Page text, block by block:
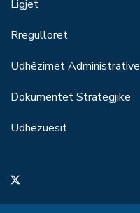
Ligjet
Rregulloret
Udhëzimet Administrative
Dokumentet Strategjike
Udhëzuesit